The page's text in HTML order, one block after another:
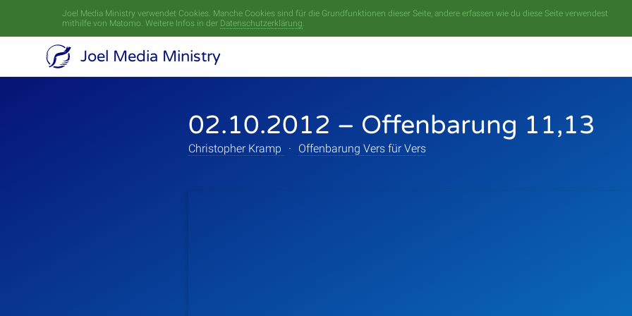
Joel Media Ministry verwendet Cookies. Manche Cookies sind für die Grundfunktionen dieser Seite, andere erfassen wie du diese Seite verwendest
mithilfe von Matomo. Weitere Infos in der Datenschutzerklärung.
Joel Media Ministry
02.10.2012 – Offenbarung 11,13
Christopher Kramp · Offenbarung Vers für Vers